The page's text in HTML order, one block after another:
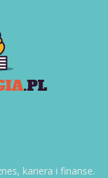
kariera i finanse.